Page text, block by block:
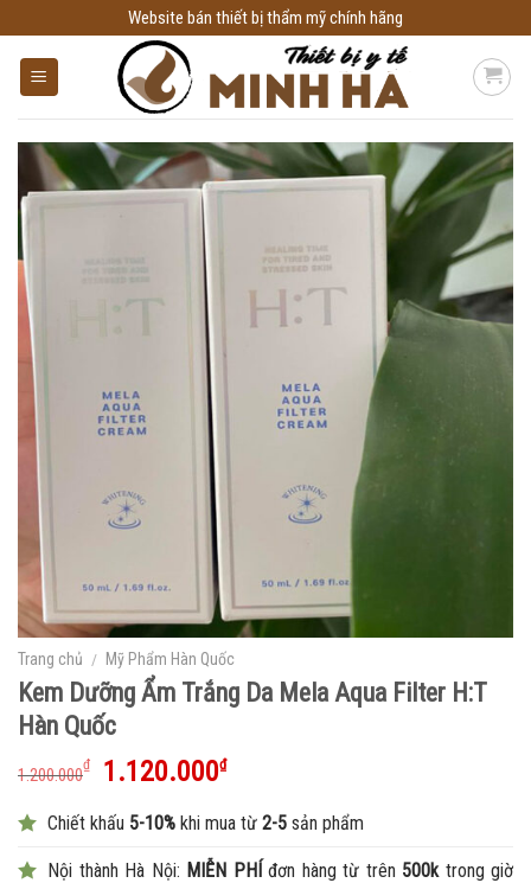
to
content
Website bán thiết bị thẩm mỹ chính hãng
Trang chủ / Mỹ Phẩm Hàn Quốc
Kem Dưỡng Ẩm Trắng Da Mela Aqua Filter H:T
Hàn Quốc
1.200.000₫ 1.120.000₫
Chiết khấu 5-10% khi mua từ 2-5 sản phẩm
Nội thành Hà Nội: MIỄN PHÍđơn hàng từ trên 500k trong giờ